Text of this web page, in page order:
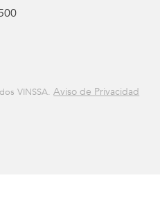
VINSSA.Aviso de Privacidad